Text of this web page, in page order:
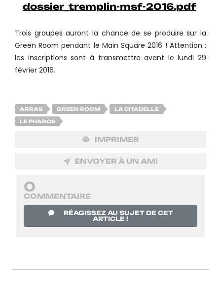
dossier_tremplin-msf-2016.pdf
Trois groupes auront la chance de se produire sur la
Green Room pendant le Main Square 2016 ! Attention :
les inscriptions sont à transmettre avant le lundi 29
février 2016.
ARRAS GREEN ROOM LA CITADELLE
LE PHAROS
IMPRIMER
ENVOYER À UN AMI
0
COMMENTAIRE
RÉAGISSEZ AU SUJET DE CET
ARTICLE !